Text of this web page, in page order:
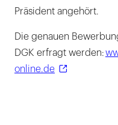
Präsident angehört.
Die genauen
DGK erfragt werden:
online.de